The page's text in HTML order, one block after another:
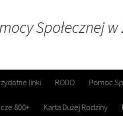
Społecznej
linki RODO Pomoc
800+ Karta Dużej Rodziny